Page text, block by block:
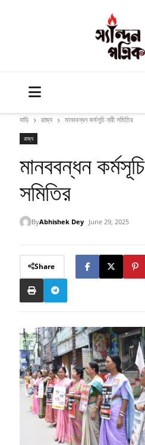
বাড়ি রাজ্য মানববন্ধন কর্মসূচি নারী সমিতির
রাজ্য
মানববন্ধন
সমিতির
ByAbhishek Dey
June 29, 2025
Share